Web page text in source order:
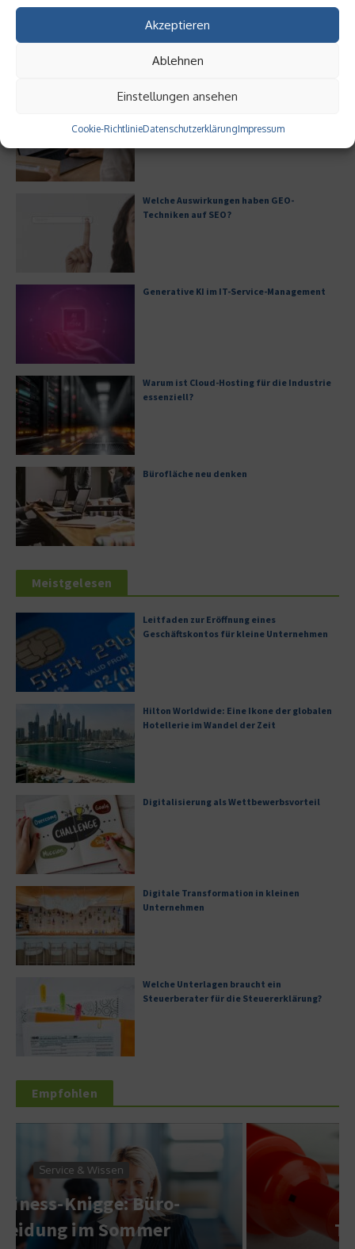
Akzeptieren
Ablehnen
Einstellungen ansehen
Cookie-RichtlinieDatenschutzerklärungImpressum
Geschäftsmodell?
Welche Auswirkungen haben GEO-
Techniken auf SEO?
Generative KI im IT-Service-Management
Warum ist Cloud-Hosting für die Industrie
essenziell?
Bürofläche neu denken
Meistgelesen
Leitfaden zur Eröffnung eines
Geschäftskontos für kleine Unternehmen
Hilton Worldwide: Eine Ikone der globalen
Hotellerie im Wandel der Zeit
Digitalisierung als Wettbewerbsvorteil
Digitale Transformation in kleinen
Unternehmen
Welche Unterlagen braucht ein
Steuerberater für die Steuererklärung?
Empfohlen
Wirtschaft & Finanzen
Die 10 besten
Tagesgeldkonten